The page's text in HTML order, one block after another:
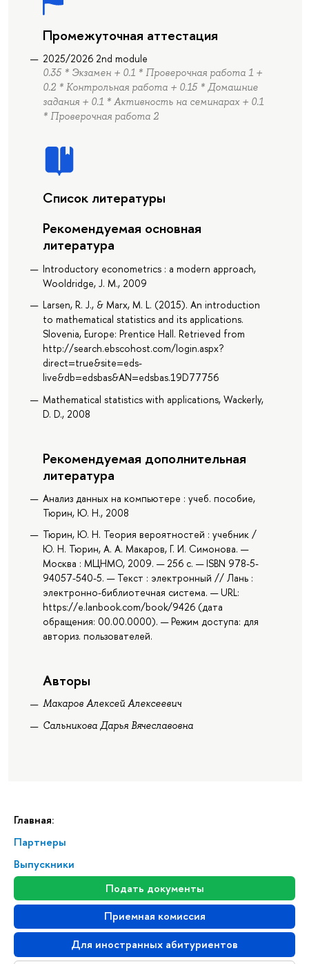
Главная:
Партнеры
Выпускники
Подать документы
Приемная комиссия
Для иностранных абитуриентов
Промежуточная аттестация
2025/2026 2nd module
0.35 * Экзамен + 0.1 * Проверочная работа 1 +
0.2 * Контрольная работа + 0.15 * Домашние
задания + 0.1 * Активность на семинарах + 0.1
* Проверочная работа 2
Список литературы
Рекомендуемая основная
литература
Introductory econometrics : a modern approach,
Wooldridge, J. M., 2009
Larsen, R. J., & Marx, M. L. (2015). An introduction
to mathematical statistics and its applications.
Slovenia, Europe: Prentice Hall. Retrieved from
http://search.ebscohost.com/login.aspx?
direct=true&site=eds-
live&db=edsbas&AN=edsbas.19D77756
Mathematical statistics with applications, Wackerly,
D. D., 2008
Рекомендуемая дополнительная
литература
Анализ данных на компьютере : учеб. пособие,
Тюрин, Ю. Н., 2008
Тюрин, Ю. Н. Теория вероятностей : учебник /
Ю. Н. Тюрин, А. А. Макаров, Г. И. Симонова. —
Москва : МЦНМО, 2009. — 256 с. — ISBN 978-5-
94057-540-5. — Текст : электронный // Лань :
электронно-библиотечная система. — URL:
https://e.lanbook.com/book/9426 (дата
обращения: 00.00.0000). — Режим доступа: для
авториз. пользователей.
Авторы
Макаров Алексей Алексеевич
Сальникова Дарья Вячеславовна